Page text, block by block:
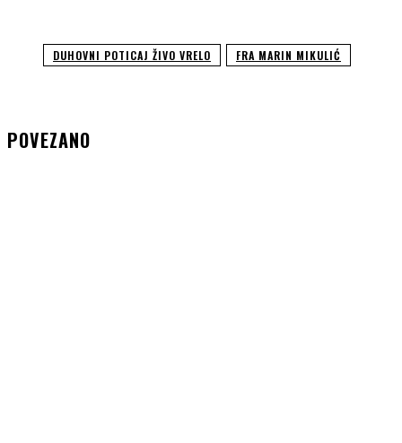
DUHOVNI POTICAJ ŽIVO VRELO FRA MARIN MIKULIĆ
POVEZANO